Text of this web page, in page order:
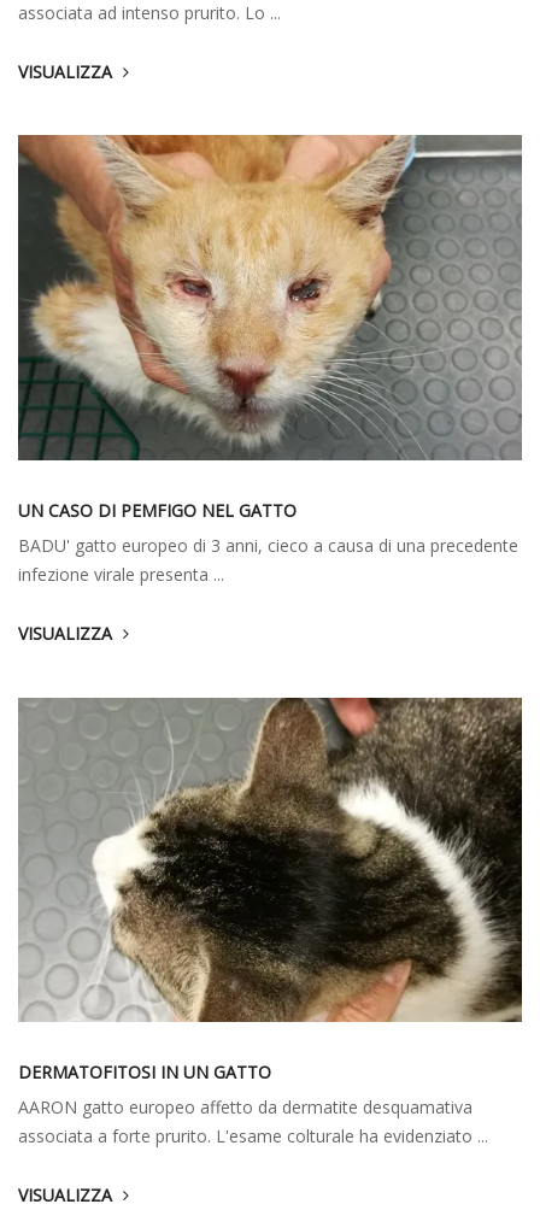
associata ad intenso prurito. Lo ...
VISUALIZZA
UN CASO DI PEMFIGO NEL GATTO
BADU' gatto europeo di 3 anni, cieco a causa di una precedente
infezione virale presenta ...
VISUALIZZA
DERMATOFITOSI IN UN GATTO
AARON gatto europeo affetto da dermatite desquamativa
associata a forte prurito. L'esame colturale ha evidenziato ...
VISUALIZZA